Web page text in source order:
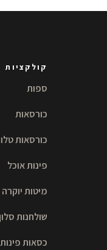
קולקציות
ספות
כורסאות
כורסאות
פינות אוכל
מיטות יוקרה
שולחנות סלון
כסאות